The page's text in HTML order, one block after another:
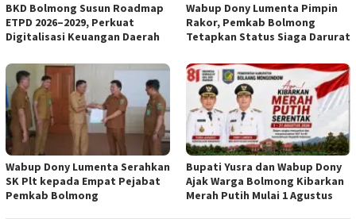
BKD Bolmong Susun Roadmap
ETPD 2026–2029, Perkuat
Digitalisasi Keuangan Daerah
Wabup Dony Lumenta Pimpin
Rakor, Pemkab Bolmong
Tetapkan Status Siaga Darurat
Wabup Dony Lumenta Serahkan
SK Plt kepada Empat Pejabat
Pemkab Bolmong
Bupati Yusra dan Wabup Dony
Ajak Warga Bolmong Kibarkan
Merah Putih Mulai 1 Agustus